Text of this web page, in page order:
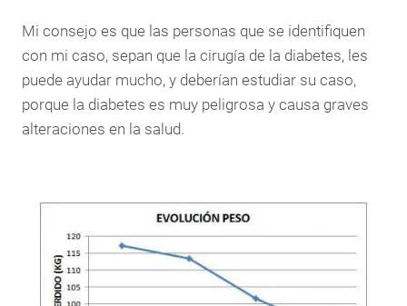
Mi consejo es que las personas que se identifiquen
con mi caso, sepan que la cirugía de la diabetes, les
puede ayudar mucho, y deberían estudiar su caso,
porque la diabetes es muy peligrosa y causa graves
alteraciones en la salud.